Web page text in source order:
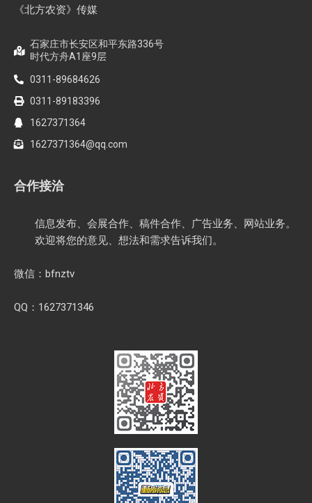
《北方农资》传媒
石家庄市长安区和平东路336号
时代方舟A1座9层
0311-89684626
0311-89183396
1627371364
1627371364@qq.com
合作接洽
信息发布、会展合作、稿件合作、广告业务、网站业务。
欢迎将您的意见、想法和需求告诉我们。
微信：bfnztv
QQ：1627371346